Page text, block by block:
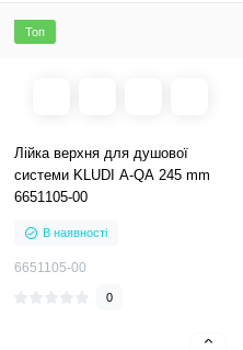
Топ
Лійка верхня для душової
системи KLUDI A-QA 245 mm
6651105-00
В наявності
6651105-00
0